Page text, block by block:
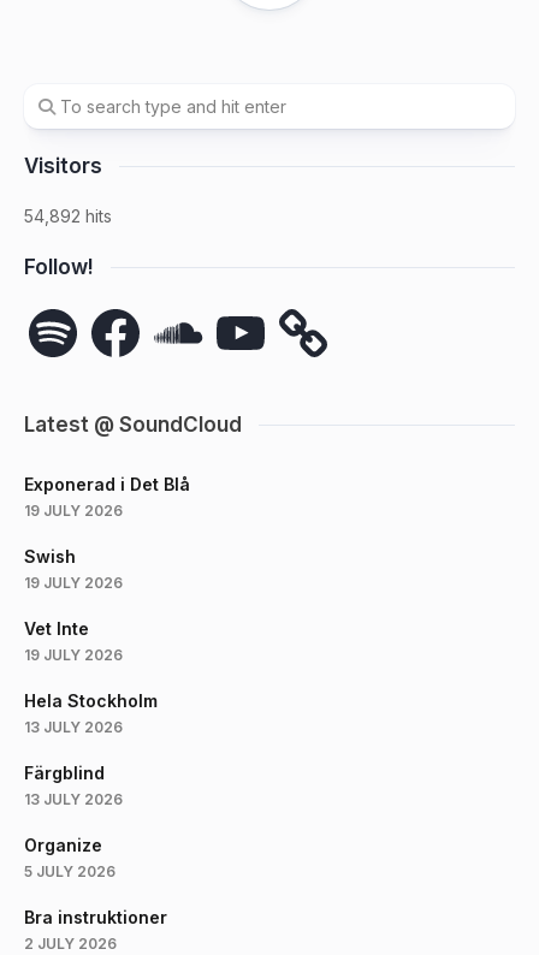
Visitors
54,892 hits
Follow!
Spotify FacebookSoundCloudYouTube
Latest @ SoundCloud
Exponerad i Det Blå
19 JULY 2026
Swish
19 JULY 2026
Vet Inte
19 JULY 2026
Hela Stockholm
13 JULY 2026
Färgblind
13 JULY 2026
Organize
5 JULY 2026
Bra instruktioner
2 JULY 2026